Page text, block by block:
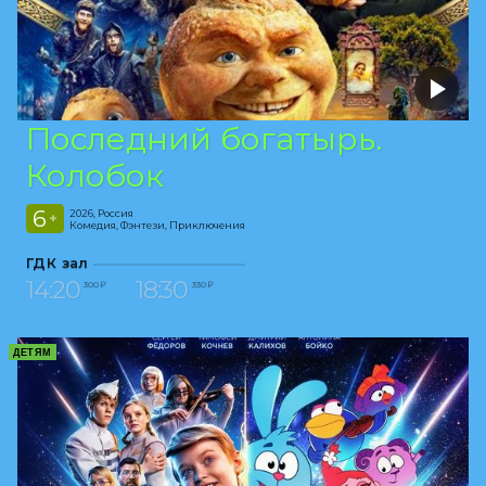
Последний богатырь.
Колобок
6 +
2026, Россия
Комедия, Фэнтези, Приключения
ГДК зал
14:20 300 ₽ 18:30 330 ₽
ДЕТЯМ